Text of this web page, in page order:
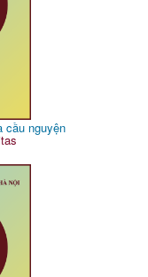
cầu nguyện